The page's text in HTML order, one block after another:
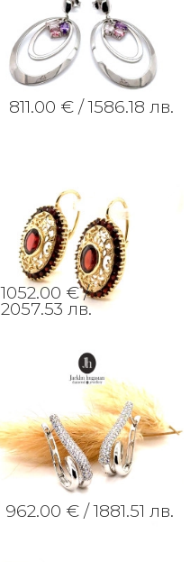
811.00 € / 1586.18 лв.
1052.00 € /
2057.53 лв.
962.00 € / 1881.51 лв.